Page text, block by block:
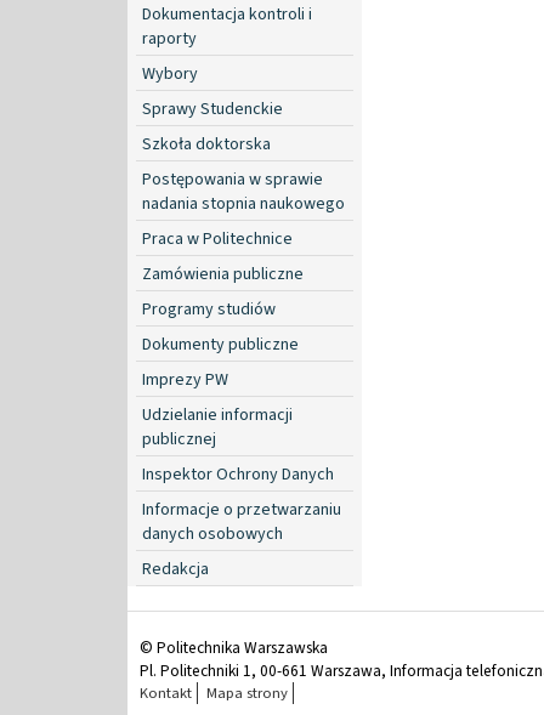
Dokumentacja kontroli i
raporty
Wybory
Sprawy Studenckie
Szkoła doktorska
Postępowania w sprawie
nadania stopnia naukowego
Praca w Politechnice
Zamówienia publiczne
Programy studiów
Dokumenty publiczne
Imprezy PW
Udzielanie informacji
publicznej
Inspektor Ochrony Danych
Informacje o przetwarzaniu
danych osobowych
Redakcja
© Politechnika Warszawska
Pl. Politechniki 1, 00-661 Warszawa, Informacja
Kontakt Mapa strony